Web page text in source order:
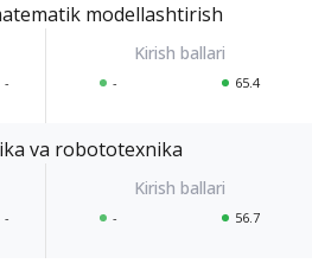
modellashtirish
- - 65.4
va robototexnika
- - 56.7